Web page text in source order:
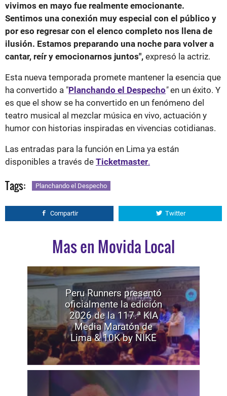
vivimos en mayo fue realmente emocionante.
Sentimos una conexión muy especial con el público y
por eso regresar con el elenco completo nos llena de
ilusión. Estamos preparando una noche para volver a
cantar, reír y emocionarnos juntos", expresó la actriz.
Esta nueva temporada promete mantener la esencia que
ha convertido a "Planchando el Despecho"en un éxito. Y
es que el show se ha convertido en un fenómeno del
teatro musical al mezclar música en vivo, actuación y
humor con historias inspiradas en vivencias cotidianas.
Las entradas para la función en Lima ya están
disponibles a través de Ticketmaster.
Tags: Planchando el Despecho
Compartir Twitter
Mas en Movida Local
Peru Runners presentó
oficialmente la edición
2026 de la 117.ª KIA
Media Maratón de
Lima & 10K by NIKE